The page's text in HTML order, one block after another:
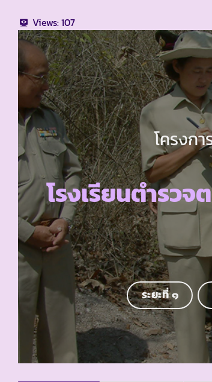
Views:107
โครงก
โรงเรียนตำรว
ระยะที่ ๑